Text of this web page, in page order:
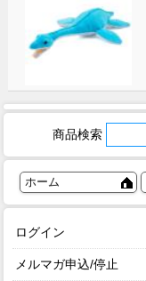
商品検索
ホーム
ログイン
メルマガ申込/停止